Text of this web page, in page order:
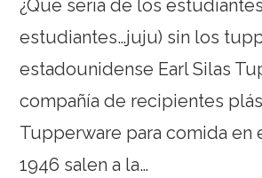
¿Qué sería de los
estudiantes…juju) sin los
estadounidense Earl Silas
compañía de recipientes
Tupperware para comida en
1946 salen a la…